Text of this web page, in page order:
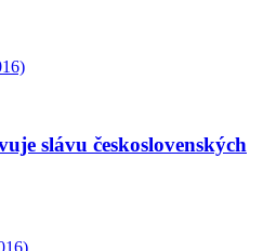
slávu československých